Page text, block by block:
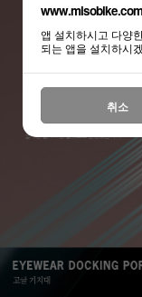
앱 설치하시고 다양
되는 앱을 설치하시
취소